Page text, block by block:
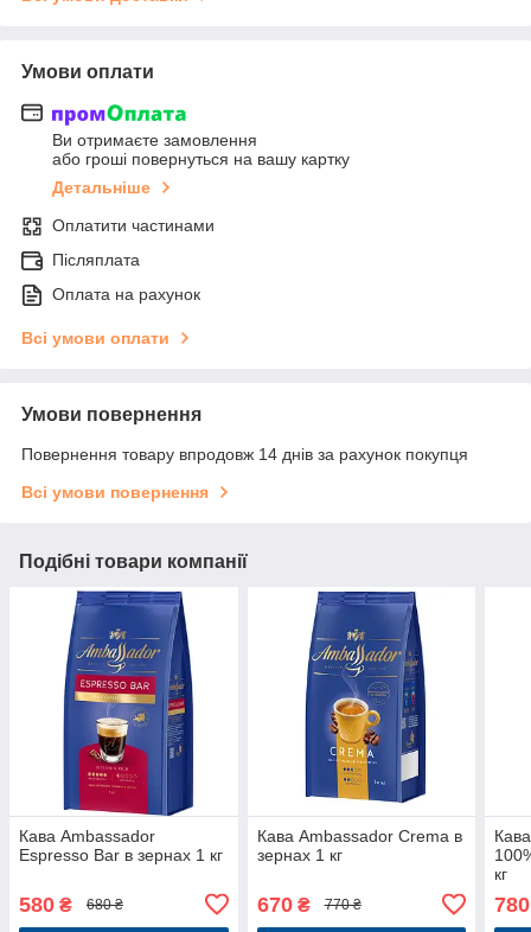
Умови оплати
Ви отримаєте замовлення
або гроші повернуться на вашу картку
Детальніше
Оплатити частинами
Післяплата
Оплата на рахунок
Всі умови оплати
Умови повернення
Повернення товару впродовж 14 днів за рахунок покупця
Всі умови повернення
Подібні товари компанії
Кава Ambassador
Espresso Bar в зернах 1 кг
580 ₴ 680 ₴
Кава Ambassador Crema в
зернах 1 кг
670₴ 770 ₴
кг
780